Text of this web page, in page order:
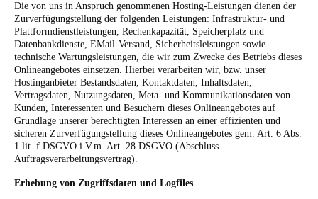
Die von uns in Anspruch genommenen Hosting-Leistungen dienen der
Zurverfügungstellung der folgenden Leistungen: Infrastruktur- und
Plattformdienstleistungen, Rechenkapazität, Speicherplatz und
Datenbankdienste, EMail-Versand, Sicherheitsleistungen sowie
technische Wartungsleistungen, die wir zum Zwecke des Betriebs dieses
Onlineangebotes einsetzen. Hierbei verarbeiten wir, bzw. unser
Hostinganbieter Bestandsdaten, Kontaktdaten, Inhaltsdaten,
Vertragsdaten, Nutzungsdaten, Meta- und Kommunikationsdaten von
Kunden, Interessenten und Besuchern dieses Onlineangebotes auf
Grundlage unserer berechtigten Interessen an einer effizienten und
sicheren Zurverfügungstellung dieses Onlineangebotes gem. Art. 6 Abs.
1 lit. f DSGVO i.V.m. Art. 28 DSGVO (Abschluss
Auftragsverarbeitungsvertrag).
Erhebung von Zugriffsdaten und Logfiles